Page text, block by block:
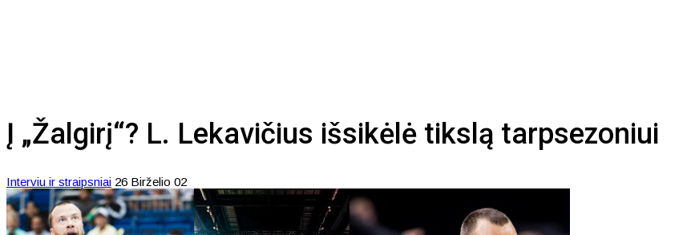
Į „Žalgirį“? L. Lekavičius išsikėlė tikslą tarpsezoniui
Interviu ir straipsniai 26 Birželio 02